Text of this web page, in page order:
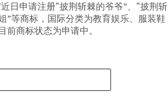
日申请注册“披荆斩棘的爷爷”、“披荆斩
”等商标，国际分类为教育娱乐、服装鞋
前商标状态为申请中。